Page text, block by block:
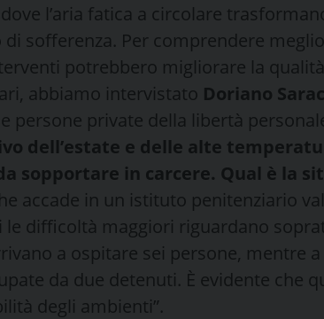
l’aria fatica a circolare
di sofferenza. Per comprendere
potrebbero migliorare la
abbiamo intervistato Doriano
persone private della libertà
dell’estate e delle alte
sopportare in carcere. Qual è la
accade in un istituto penitenziario
le difficoltà maggiori riguardano
a ospitare sei persone, mentre
da due detenuti. È evidente che
degli ambienti”.